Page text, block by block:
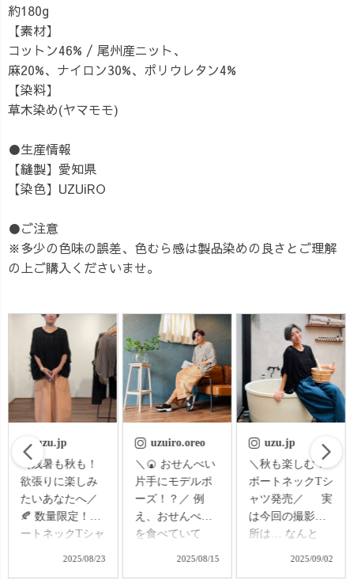
約180g
【素材】
コットン46% / 尾州産ニット、
麻20%、ナイロン30%、ポリウレタン4%
【染料】
草木染め(ヤマモモ)
●生産情報
【縫製】愛知県
【染色】UZUiRO
●ご注意
※多少の色味の誤差、色むら感は製品染めの良さとご理解
の上ご購入くださいませ。
uzuiro.oreo
＼🍘 おせんべい
片手にモデルポ
ーズ！？／ 例
え、おせんべい
を食べていて
2025/08/15
uzu.jp
＼秋も楽しむ！
ボートネックTシ
ャツ発売／ 実
は今回の撮影場
所は… なんと
2025/09/02
uzu.jp
🌀 只今、社長が
染めてます…！
先日、大盛況だ
ったあっちの変
わり染めバルー
2025/08/15